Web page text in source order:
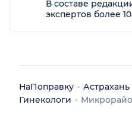
В составе
экспертов более
НаПоправку Астрахань
Гинекологи